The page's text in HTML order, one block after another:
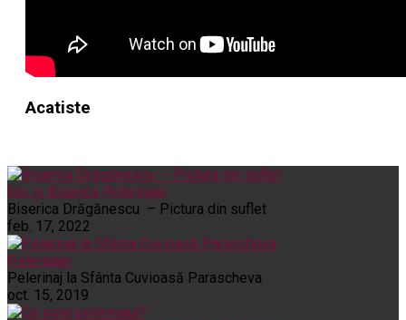
Acatiste
Noi și Biserica Pelerinaje
Biserica Drăgănescu – Pictura din suflet
feb. 17, 2022
Pelerinaje
Pelerinaj la Sfânta Cuvioasă Parascheva
oct. 15, 2019